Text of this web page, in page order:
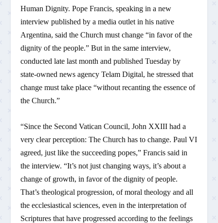
Human Dignity. Pope Francis, speaking in a new
interview published by a media outlet in his native
Argentina, said the Church must change “in favor of the
dignity of the people.” But in the same interview,
conducted late last month and published Tuesday by
state-owned news agency Telam Digital, he stressed that
change must take place “without recanting the essence of
the Church.”
“Since the Second Vatican Council, John XXIII had a
very clear perception: The Church has to change. Paul VI
agreed, just like the succeeding popes,” Francis said in
the interview. “It’s not just changing ways, it’s about a
change of growth, in favor of the dignity of people.
That’s theological progression, of moral theology and all
the ecclesiastical sciences, even in the interpretation of
Scriptures that have progressed according to the feelings